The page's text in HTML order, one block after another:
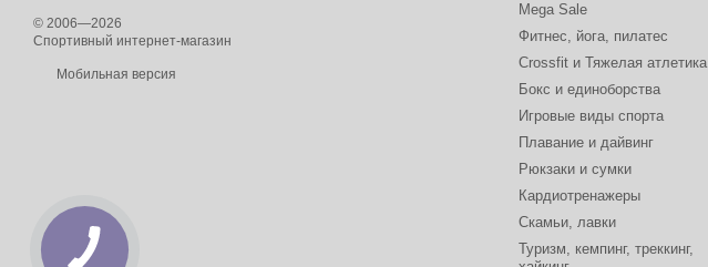
© 2006—2026
Спортивный интернет-магазин
Мобильная версия
Mega Sale
Фитнес, йога, пилатес
Crossfit и Тяжелая атлетика
Бокс и единоборства
Игровые виды спорта
Плавание и дайвинг
Рюкзаки и сумки
Кардиотренажеры
Скамьи, лавки
Туризм, кемпинг, треккинг,